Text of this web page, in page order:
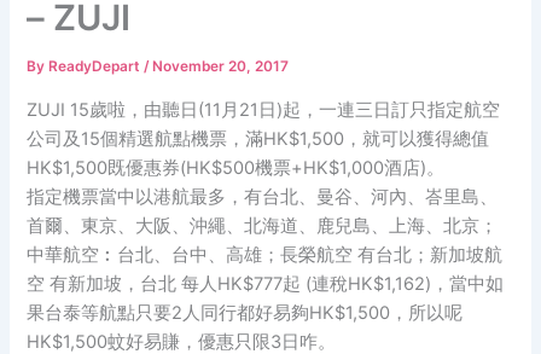
– ZUJI
By ReadyDepart/ November 20, 2017
ZUJI 15歲啦，由聽日(11月21日)起，一連三日訂只指定航空
公司及15個精選航點機票，滿HK$1,500，就可以獲得總值
HK$1,500既優惠券(HK$500機票+HK$1,000酒店)。
指定機票當中以港航最多，有台北、曼谷、河內、峇里島、
首爾、東京、大阪、沖繩、北海道、鹿兒島、上海、北京；
中華航空︰台北、台中、高雄；長榮航空 有台北；新加坡航
空 有新加坡，台北 每人HK$777起 (連稅HK$1,162)，當中如
果台泰等航點只要2人同行都好易夠HK$1,500，所以呢
HK$1,500蚊好易賺，優惠只限3日咋。